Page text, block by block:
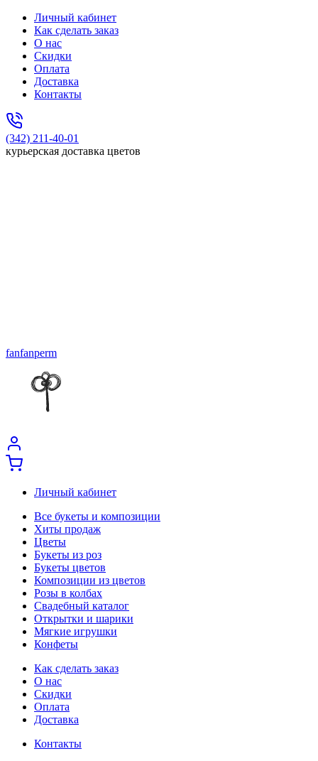
Личный кабинет
Как сделать заказ
О нас
Скидки
Оплата
Доставка
Контакты
(342) 211-40-01
курьерская доставка цветов
fanfanperm
Личный кабинет
Все букеты и композиции
Хиты продаж
Цветы
Букеты из роз
Букеты цветов
Композиции из цветов
Розы в колбах
Свадебный каталог
Открытки и шарики
Мягкие игрушки
Конфеты
Как сделать заказ
О нас
Скидки
Оплата
Доставка
Контакты